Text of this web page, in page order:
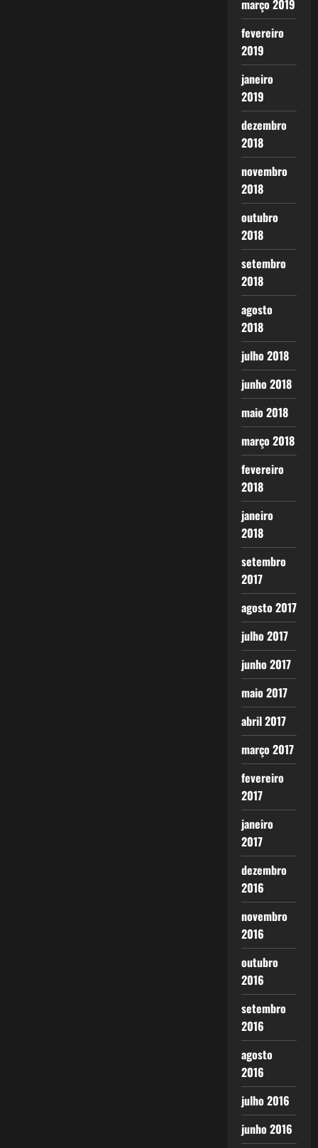
março 2019
fevereiro
2019
janeiro
2019
dezembro
2018
novembro
2018
outubro
2018
setembro
2018
agosto
2018
julho 2018
junho 2018
maio 2018
março 2018
fevereiro
2018
janeiro
2018
setembro
2017
agosto 2017
julho 2017
junho 2017
maio 2017
abril 2017
março 2017
fevereiro
2017
janeiro
2017
dezembro
2016
novembro
2016
outubro
2016
setembro
2016
agosto
2016
julho 2016
junho 2016